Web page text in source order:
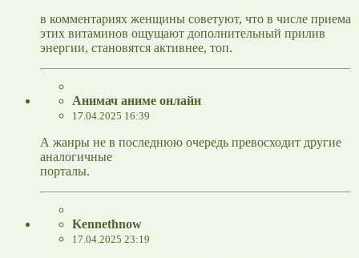
в комментариях женщины советуют, что в числе приема
этих витаминов ощущают дополнительный прилив
энергии, становятся активнее, топ.
Анимач аниме онлайн
17.04.2025 16:39
А жанры не в последнюю очередь превосходит другие
аналогичные
порталы.
Kennethnow
17.04.2025 23:19